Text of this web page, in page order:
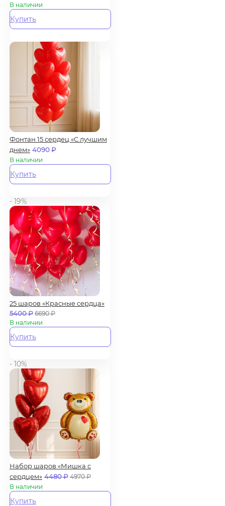
В наличии
Купить
Фонтан 15 сердец «С лучшим
днем» 4090₽
В наличии
Купить
- 19%
25 шаров «Красные сердца»
5400₽ 6690₽
В наличии
Купить
- 10%
Набор шаров «Мишка с
сердцем» 4480₽ 4970₽
В наличии
Купить